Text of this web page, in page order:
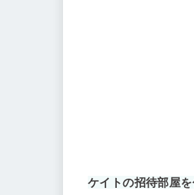
ケイトの招待部屋